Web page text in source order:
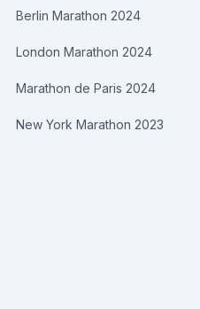
Berlin Marathon 2024
London Marathon 2024
Marathon de Paris 2024
New York Marathon 2023